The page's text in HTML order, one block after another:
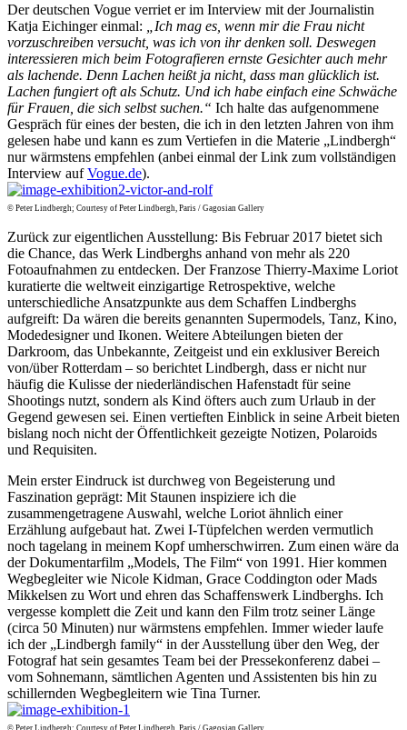
Der deutschen Vogue verriet er im Interview mit der Journalistin
Katja Eichinger einmal:
„Ich mag es, wenn mir die Frau nicht
vorzuschreiben versucht, was ich von ihr denken soll. Deswegen
interessieren mich beim Fotografieren ernste Gesichter auch mehr
als lachende. Denn Lachen heißt ja nicht, dass man glücklich ist.
Lachen fungiert oft als Schutz. Und ich habe einfach eine Schwäche
für Frauen, die sich selbst suchen.“ Ich halte das aufgenommene
Gespräch für eines der besten, die ich in den letzten Jahren von ihm
gelesen habe und kann es zum Vertiefen in die Materie „Lindbergh“
nur wärmstens empfehlen (anbei einmal der Link zum vollständigen
Interview aufVogue.de).
© Peter Lindbergh; Courtesy of Peter Lindbergh, Paris / Gagosian Gallery
Zurück zur eigentlichen Ausstellung: Bis Februar 2017 bietet sich
die Chance, das Werk Lindberghs anhand von mehr als 220
Fotoaufnahmen zu entdecken. Der Franzose Thierry-Maxime Loriot
kuratierte die weltweit einzigartige Retrospektive, welche
unterschiedliche Ansatzpunkte aus dem Schaffen Lindberghs
aufgreift: Da wären die bereits genannten Supermodels, Tanz, Kino,
Modedesigner und Ikonen. Weitere Abteilungen bieten der
Darkroom, das Unbekannte, Zeitgeist und ein exklusiver Bereich
von/über Rotterdam – so berichtet Lindbergh, dass er nicht nur
häufig die Kulisse der niederländischen Hafenstadt für seine
Shootings nutzt, sondern als Kind öfters auch zum Urlaub in der
Gegend gewesen sei. Einen vertieften Einblick in seine Arbeit bieten
bislang noch nicht der Öffentlichkeit gezeigte Notizen, Polaroids
und Requisiten.
Mein erster Eindruck ist durchweg von Begeisterung und
Faszination geprägt: Mit Staunen inspiziere ich die
zusammengetragene Auswahl, welche Loriot ähnlich einer
Erzählung aufgebaut hat. Zwei I-Tüpfelchen werden vermutlich
noch tagelang in meinem Kopf umherschwirren. Zum einen wäre da
der Dokumentarfilm „Models, The Film“ von 1991. Hier kommen
Wegbegleiter wie Nicole Kidman, Grace Coddington oder Mads
Mikkelsen zu Wort und ehren das Schaffenswerk Lindberghs. Ich
vergesse komplett die Zeit und kann den Film trotz seiner Länge
(circa 50 Minuten) nur wärmstens empfehlen. Immer wieder laufe
ich der „Lindbergh family“ in der Ausstellung über den Weg, der
Fotograf hat sein gesamtes Team bei der Pressekonferenz dabei –
vom Sohnemann, sämtlichen Agenten und Assistenten bis hin zu
schillernden Wegbegleitern wie Tina Turner.
© Peter Lindbergh; Courtesy of Peter Lindbergh, Paris / Gagosian Gallery